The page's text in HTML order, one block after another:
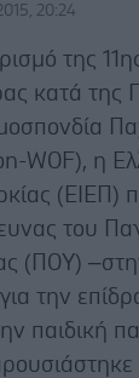
20:24
της
κατά της
WOF), η
(ΕΙΕΠ)
του
(ΠΟΥ)
την
παιδική